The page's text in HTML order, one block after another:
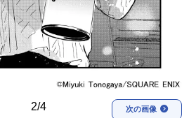
2/4 次の画像